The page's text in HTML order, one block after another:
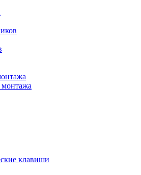
клавиши